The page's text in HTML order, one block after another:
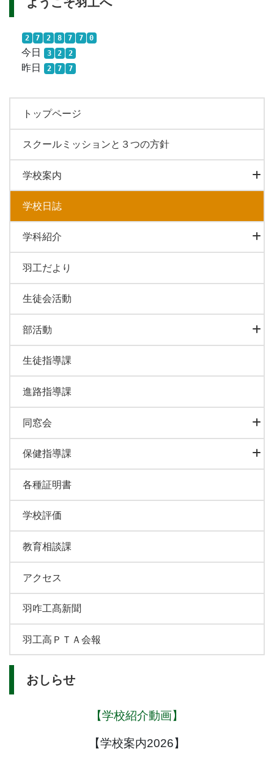
2 7 2 8 7 7 0
今日 3 2 2
昨日 2 7 7
トップページ
スクールミッションと３つの方針
学校案内
学校日誌
学科紹介
羽工だより
生徒会活動
部活動
生徒指導課
進路指導課
同窓会
保健指導課
各種証明書
学校評価
教育相談課
アクセス
羽咋工髙新聞
羽工高ＰＴＡ会報
おしらせ
【学校紹介動画】
【学校案内2026】